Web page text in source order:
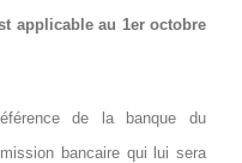
applicable au 1er octobre
de la banque du
bancaire qui lui sera